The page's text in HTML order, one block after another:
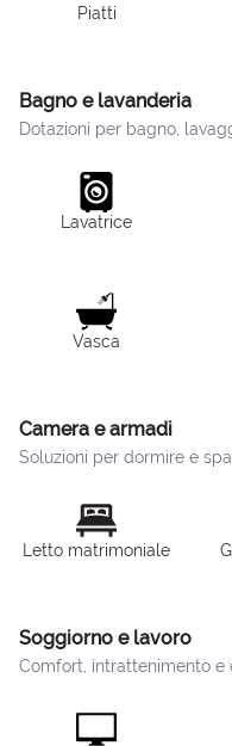
Piatti
Bagno e lavanderia
Dotazioni per bagno,
Lavatrice
Vasca
Camera e armadi
Soluzioni per dormire e
Letto matrimoniale
Soggiorno e lavoro
Comfort, intrattenimento e